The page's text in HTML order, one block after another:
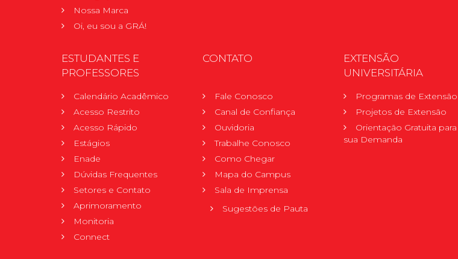
Nossa Marca
Oi, eu sou a GRÁ!
ESTUDANTES E
PROFESSORES
Calendário Acadêmico
Acesso Restrito
Acesso Rápido
Estágios
Enade
Dúvidas Frequentes
Setores e Contato
Aprimoramento
Monitoria
Connect
CONTATO
Fale Conosco
Canal de Confiança
Ouvidoria
Trabalhe Conosco
Como Chegar
Mapa do Campus
Sala de Imprensa
Sugestões de Pauta
EXTENSÃO
UNIVERSITÁRIA
Programas de Extensão
Projetos de Extensão
Orientação Gratuita para
sua Demanda